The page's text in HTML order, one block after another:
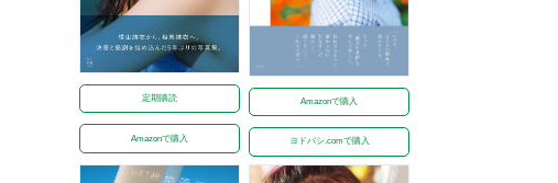
定期購読
Amazonで購入
Amazonで購入
ヨドバシ.comで購入